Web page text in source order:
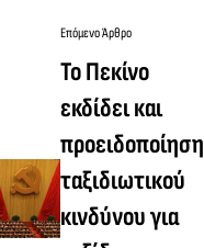
Επόμενο Άρθρο
Το Πεκίνο
εκδίδει και
προειδοποίηση
ταξιδιωτικού
κινδύνου για